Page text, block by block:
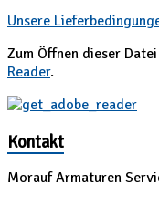
Unsere
Zum Öffnen dieser
Reader.
Kontakt
Morauf Armaturen